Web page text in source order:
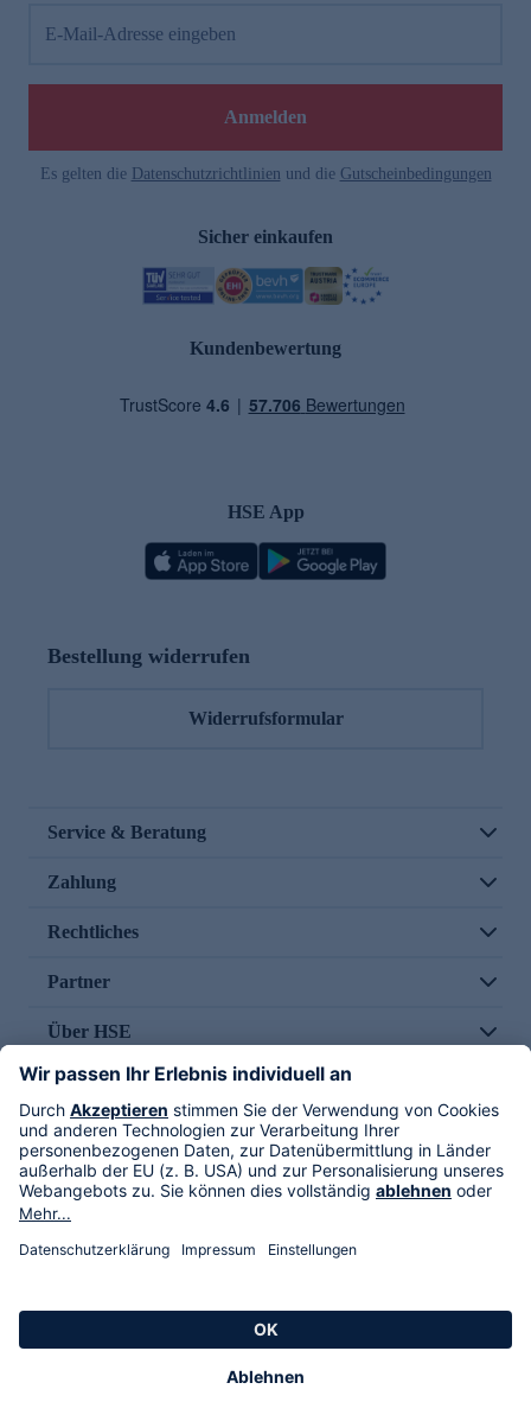
E-Mail-Adresse eingeben
Anmelden
Es gelten die Datenschutzrichtlinien und die Gutscheinbedingungen
Sicher einkaufen
Kundenbewertung
HSE App
Bestellung widerrufen
Widerrufsformular
Service & Beratung
Zahlung
Rechtliches
Partner
Über HSE
Im TV
HSE International